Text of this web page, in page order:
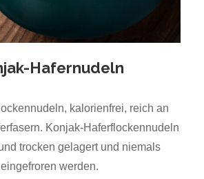
Hafernudeln
kalorienfrei, reich an
Konjak-Haferflockennudeln
trocken gelagert und niemals
eingefroren werden.